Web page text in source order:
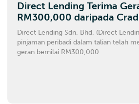
Direct Lending Terima
RM300,000 daripada
Direct Lending Sdn. Bhd. (Direct
pinjaman peribadi dalam talian telah
geran bernilai RM300,000